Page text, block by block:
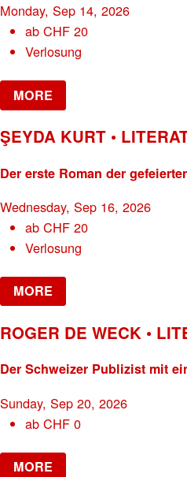
Monday, Sep 14, 2026
abCHF 20
Verlosung
MORE
ŞEYDA KURT •
Der erste Roman der
Wednesday, Sep 16, 2026
abCHF 20
Verlosung
MORE
ROGER DE WECK •
Der Schweizer Publizist mit
Sunday, Sep 20, 2026
abCHF 0
MORE